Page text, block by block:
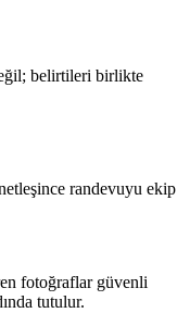
belirtileri birlikte
randevuyu ekip
fotoğraflar güvenli
tutulur.